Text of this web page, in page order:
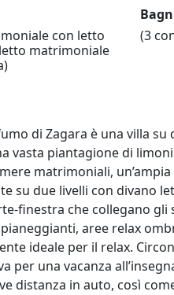
con letto
matrimoniale
(3
di Zagara è una villa
vasta piantagione di
matrimoniali,
su due livelli con divano
finestra che collegano gli
aree relax
ideale per il relax.
per una vacanza
distanza in auto, così